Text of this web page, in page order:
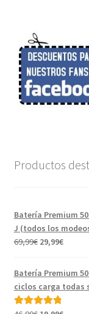
Productos
Batería Premium
J (todos los
69,99€ El
original
69,99€.
29,99€El
actual
es:
Batería Premium
ciclos carga todas